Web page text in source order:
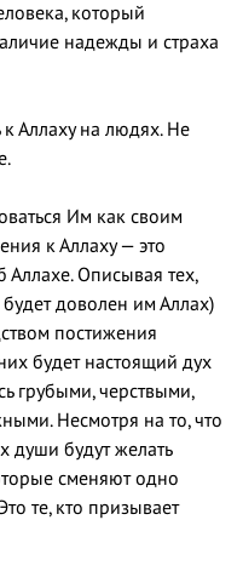
который
надежды и страха
к Аллаху на людях. Не
Им как своим
к Аллаху — это
Описывая тех,
доволен им Аллах)
постижения
будет настоящий дух
грубыми, черствыми,
Несмотря на то, что
души будут желать
сменяют одно
те, кто призывает